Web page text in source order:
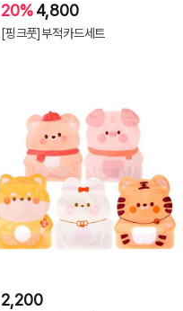
20%4,800
[핑크풋]부적카드세트
2,200